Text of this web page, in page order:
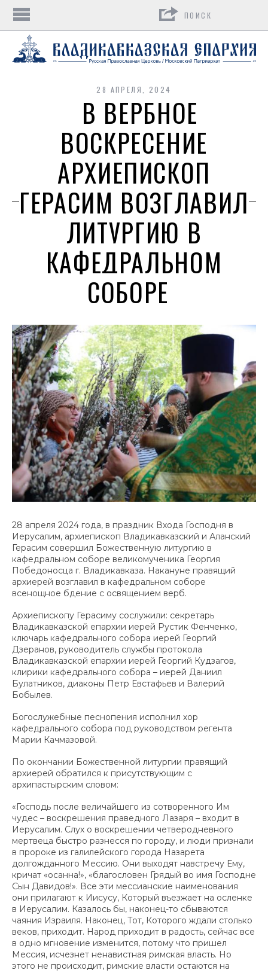
28 АПРЕЛЯ, 2024
В ВЕРБНОЕ
ВОСКРЕСЕНИЕ
АРХИЕПИСКОП
ГЕРАСИМ ВОЗГЛАВИЛ
ЛИТУРГИЮ В
КАФЕДРАЛЬНОМ
СОБОРЕ
28 апреля 2024 года, в праздник Входа Господня в
Иерусалим, архиепископ Владикавказский и Аланский
Герасим совершил Божественную литургию в
кафедральном соборе великомученика Георгия
Победоносца г. Владикавказа. Накануне правящий
архиерей возглавил в кафедральном соборе
всенощное бдение с освящением верб.
Архиепископу Герасиму сослужили: секретарь
Владикавказской епархии иерей Рустик Фенченко,
ключарь кафедрального собора иерей Георгий
Дзеранов, руководитель службы протокола
Владикавказской епархии иерей Георгий Кудзагов,
клирики кафедрального собора – иерей Даниил
Булатников, диаконы Петр Евстафьев и Валерий
Бобылев.
Богослужебные песнопения исполнил хор
кафедрального собора под руководством регента
Марии Качмазовой.
По окончании Божественной литургии правящий
архиерей обратился к присутствующим с
архипастырским словом:
«Господь после величайшего из сотворенного Им
чудес – воскрешения праведного Лазаря – входит в
Иерусалим. Слух о воскрешении четверодневного
мертвеца быстро разнесся по городу, и люди признали
в пророке из галилейского города Назарета
долгожданного Мессию. Они выходят навстречу Ему,
кричат «осанна!», «благословен Грядый во имя Господне
Сын Давидов!». Все эти мессианские наименования
они прилагают к Иисусу, Который въезжает на осленке
в Иерусалим. Казалось бы, наконец-то сбываются
чаяния Израиля. Наконец, Тот, Которого ждали столько
веков, приходит. Народ приходит в радость, сейчас все
в одно мгновение изменится, потому что пришел
Мессия, исчезнет ненавистная римская власть. Но
этого не происходит, римские власти остаются на